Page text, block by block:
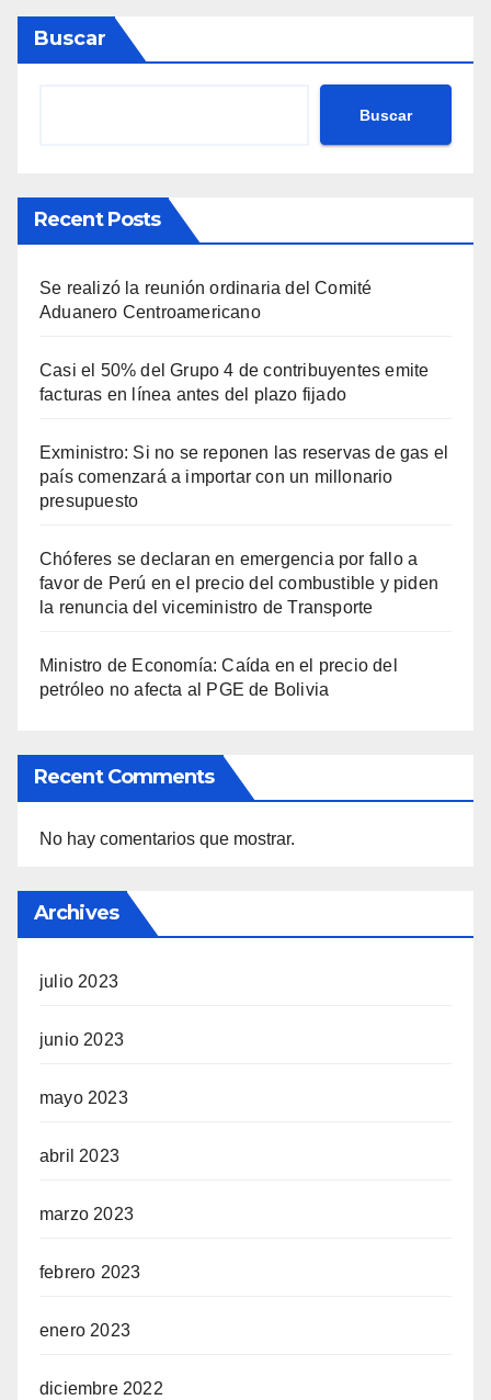
Buscar
Buscar
Recent Posts
Se realizó la reunión ordinaria del Comité
Aduanero Centroamericano
Casi el 50% del Grupo 4 de contribuyentes emite
facturas en línea antes del plazo fijado
Exministro: Si no se reponen las reservas de gas el
país comenzará a importar con un millonario
presupuesto
Chóferes se declaran en emergencia por fallo a
favor de Perú en el precio del combustible y piden
la renuncia del viceministro de Transporte
Ministro de Economía: Caída en el precio del
petróleo no afecta al PGE de Bolivia
Recent Comments
No hay comentarios que mostrar.
Archives
julio 2023
junio 2023
mayo 2023
abril 2023
marzo 2023
febrero 2023
enero 2023
diciembre 2022